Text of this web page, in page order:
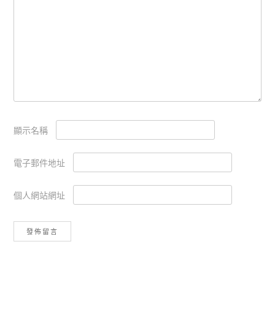
顯示名稱
電子郵件地址
個人網站網址